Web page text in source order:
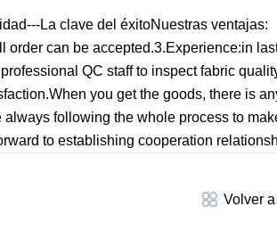
La clave del éxitoNuestras ventajas:
order can be accepted.3.Experience:in
QC staff to inspect fabric
you get the goods, there is
following the whole process to
to establishing cooperation
Volver